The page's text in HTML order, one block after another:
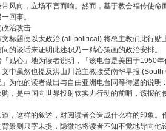
风向，立场不言而喻。然而，基于教会福传使命
回事。
政治攻击
标题便以太政治 (all political) 将总主教们此行贴
的谈话来证明此述职乃一精心策画的政治安排。
贴心」地为读者说明，「该电台是美国于1950
中虽然也提及洪山川总主教接受南华早报
为他的读者做出与自由亚洲电台同等待遇的说明
，是中国向世界投射软实力行动的前哨，该报的
，这样的叙述，对阅读者会造成什么样的印象。
景则只字未提，隐微地将读者不知不觉地导向他